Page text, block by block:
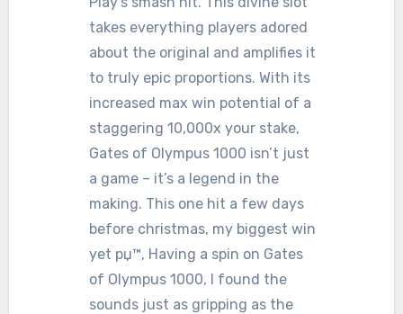
takes everything players adored
about the original and amplifies it
to truly epic proportions. With its
increased max win potential of a
staggering 10,000x your stake,
Gates of Olympus 1000 isn’t just
a game – it’s a legend in the
making. This one hit a few days
before christmas, my biggest win
yet рџ™‚ Having a spin on Gates
of Olympus 1000, I found the
sounds just as gripping as the